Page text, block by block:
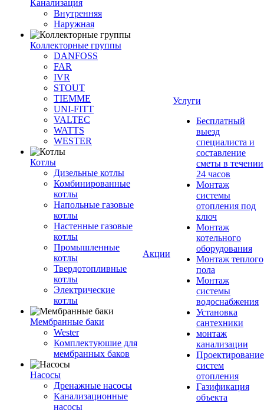
Канализация
Внутренняя
Наружная
Коллекторные группы
DANFOSS
FAR
IVR
STOUT
TIEMME
UNI-FITT
VALTEC
WATTS
WESTER
Котлы
Дизельные котлы
Комбинированные
котлы
Напольные газовые
котлы
Настенные газовые
котлы
Промышленные
котлы
Твердотопливные
котлы
Электрические
котлы
Мембранные баки
Wester
Комплектуюшие для
мембранных баков
Насосы
Дренажные насосы
Канализационные
насосы
Акции
Услуги
Бесплатный
выезд
специалиста и
составление
сметы в течении
24 часов
Монтаж
системы
отопления под
ключ
Монтаж
котельного
оборудования
Монтаж теплого
пола
Монтаж
системы
водоснабжения
Установка
сантехники
монтаж
канализации
Проектирование
систем
отопления
Газификация
объекта